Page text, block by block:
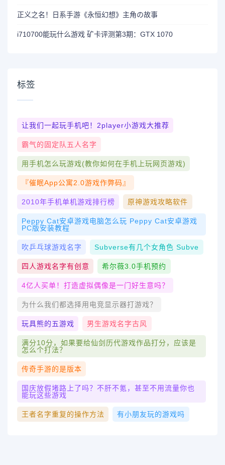
正义之名！日系手游《永恒幻想》主角の故事
i710700能玩什么游戏 矿卡评测第3期：GTX 1070
标签
让我们一起玩手机吧！2player小游戏大推荐
霸气的固定队五人名字
用手机怎么玩游戏(教你如何在手机上玩网页游戏)
『催眠app公寓2.0游戏作弊码』
2010年手机单机游戏排行榜 原神游戏攻略软件
Peppy Cat安卓游戏电脑怎么玩 Peppy Cat安卓游戏
PC版安装教程
吹乒乓球游戏名字 Subverse有几个女角色 Subve
四人游戏名字有创意 希尔薇3.0手机预约
4亿人买单！打造虚拟偶像是一门好生意吗？
为什么我们都选择用电竞显示器打游戏？
玩具熊的五游戏 男生游戏名字古风
满分10分，如果要给仙剑历代游戏作品打分，应该是
怎么个打法？
传奇手游的是版本
国庆放假堵路上了吗？不肝不氪，甚至不用流量你也
能玩这些游戏
王者名字重复的操作方法 有小朋友玩的游戏吗